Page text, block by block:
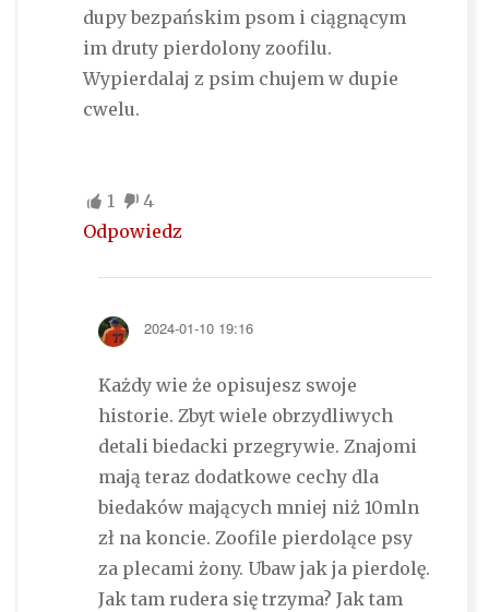
dupy bezpańskim psom i ciągnącym
im druty pierdolony zoofilu.
Wypierdalaj z psim chujem w dupie
cwelu.
1
4
Odpowiedz
2024-01-10 19:16
Każdy wie że opisujesz swoje
historie. Zbyt wiele obrzydliwych
detali biedacki przegrywie. Znajomi
mają teraz dodatkowe cechy dla
biedaków mających mniej niż 10mln
zł na koncie. Zoofile pierdolące psy
za plecami żony. Ubaw jak ja pierdolę.
Jak tam rudera się trzyma? Jak tam